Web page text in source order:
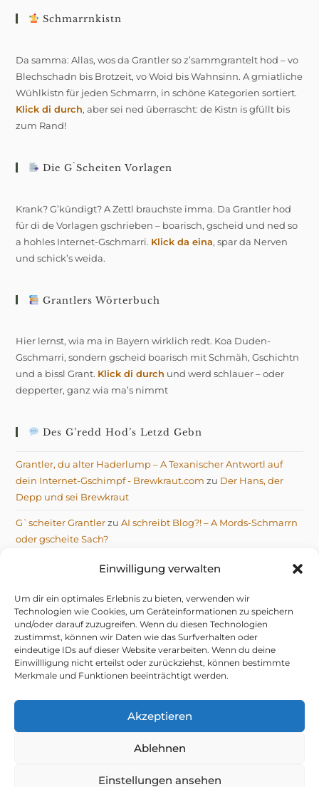
Einwilligung verwalten
Um dir ein optimales Erlebnis zu bieten, verwenden wir
Technologien wie Cookies, um Geräteinformationen zu speichern
und/oder darauf zuzugreifen. Wenn du diesen Technologien
zustimmst, können wir Daten wie das Surfverhalten oder
eindeutige IDs auf dieser Website verarbeiten. Wenn du deine
Einwillligung nicht erteilst oder zurückziehst, können bestimmte
Merkmale und Funktionen beeinträchtigt werden.
Akzeptieren
Ablehnen
Einstellungen ansehen
Schmarrnkistn
Da samma: Allas, wos da Grantler so z’sammgrantelt hod – vo
Blechschadn bis Brotzeit, vo Woid bis Wahnsinn. A gmiatliche
Wühlkistn für jeden Schmarrn, in schöne Kategorien sortiert.
Klick di durch, aber sei ned überrascht: de Kistn is gfüllt bis
zum Rand!
Die G`scheiten Vorlagen
Krank? G’kündigt? A Zettl brauchste imma. Da Grantler hod
für di de Vorlagen gschrieben – boarisch, gscheid und ned so
a hohles Internet-Gschmarri. Klick da eina, spar da Nerven
und schick’s weida.
Grantlers Wörterbuch
Hier lernst, wia ma in Bayern wirklich redt. Koa Duden-
Gschmarri, sondern gscheid boarisch mit Schmäh, Gschichtn
und a bissl Grant. Klick di durch und werd schlauer – oder
depperter, ganz wia ma’s nimmt
Des G’redd Hod’s Letzd Gebn
Grantler, du alter Haderlump – A Texanischer Antwortl auf
dein Internet-Gschimpf - Brewkraut.com zu Der Hans, der
Depp und sei Brewkraut
G`scheiter GrantlerzuAI schreibt Blog?! – A Mords-Schmarrn
oder gscheite Sach?
AI schreibt Blog?! – A Mords-Schmarrn oder
IMPRESSUM
DATENSCHUTZERKLÄRUNG
– do hock i aa mid drin.
Brewkraut.com(da Hans mit seim Bier in Amiland) &